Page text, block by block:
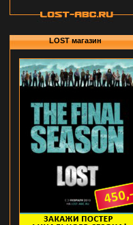
LOST магазин